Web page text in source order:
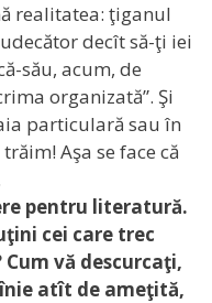
realitatea: ţiganul
decît să-ţi iei
său, acum, de
organizată”. Şi
particulară sau în
Aşa se face că
pentru literatură.
cei care trec
vă descurcaţi,
atît de ameţită,